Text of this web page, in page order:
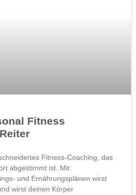
Fitness
Fitness-Coaching, das
abgestimmt ist. Mit
und Ernährungsplänen wirst
wirst deinen Körper